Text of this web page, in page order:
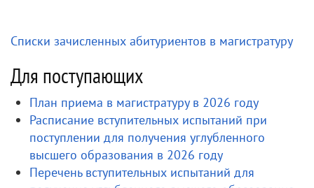
Списки зачисленных абитуриентов в магистратуру
Для поступающих
План приема в магистратуру в 2026 году
Расписание вступительных испытаний при
поступлении для получения углубленного
высшего образования в 2026 году
Перечень вступительных испытаний для